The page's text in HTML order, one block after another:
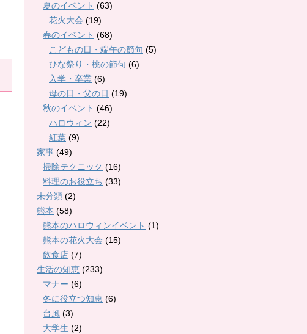
夏のイベント (63)
花火大会 (19)
春のイベント (68)
こどもの日・端午の節句 (5)
ひな祭り・桃の節句 (6)
入学・卒業 (6)
母の日・父の日 (19)
秋のイベント (46)
ハロウィン (22)
紅葉 (9)
家事 (49)
掃除テクニック (16)
料理のお役立ち (33)
未分類 (2)
熊本 (58)
熊本のハロウィンイベント (1)
熊本の花火大会 (15)
飲食店 (7)
生活の知恵 (233)
マナー (6)
冬に役立つ知恵 (6)
台風 (3)
大学生 (2)